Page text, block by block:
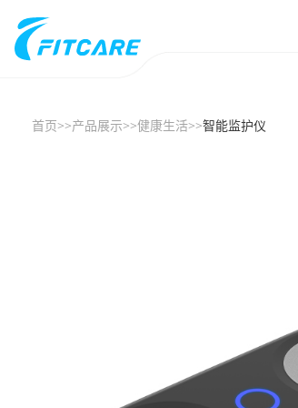
首页>>产品展示>>健康生活>>智能监护仪